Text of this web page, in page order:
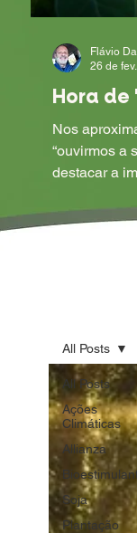
Hora de
Nos
“ouvirmos a
destacar a
Flávio
26 de
All Posts
Ações
Climáticas
Allianza
Soja
Plantação
All Posts